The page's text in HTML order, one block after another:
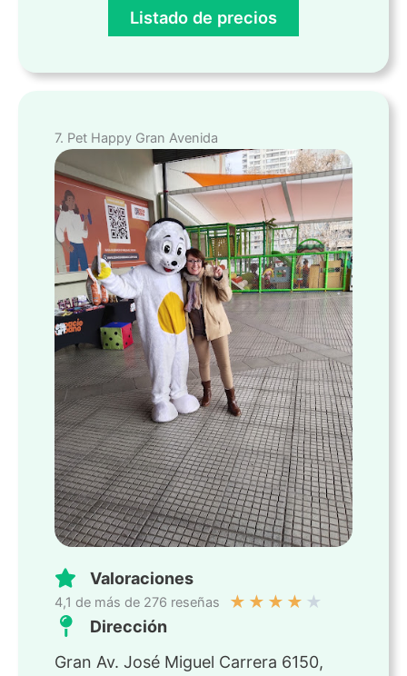
Listado de precios
7. Pet Happy Gran Avenida
Valoraciones
4,1 de más de 276 reseñas ★ ★ ★ ★ ★
Dirección
Gran Av. José Miguel Carrera 6150,